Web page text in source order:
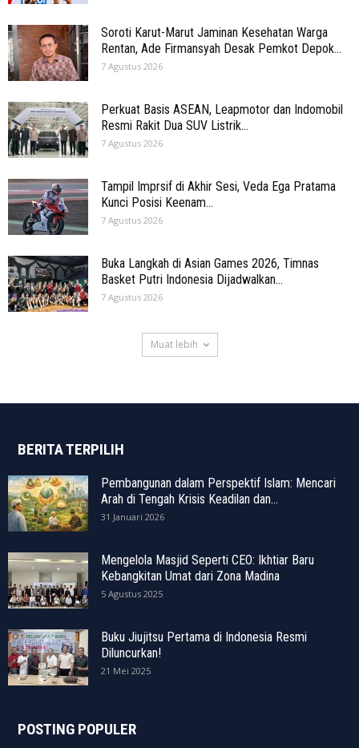
Soroti Karut-Marut Jaminan Kesehatan Warga
Rentan, Ade Firmansyah Desak Pemkot Depok...
7 Agustus 2026
Perkuat Basis ASEAN, Leapmotor dan Indomobil
Resmi Rakit Dua SUV Listrik...
7 Agustus 2026
Tampil Imprsif di Akhir Sesi, Veda Ega Pratama
Kunci Posisi Keenam...
7 Agustus 2026
Buka Langkah di Asian Games 2026, Timnas
Basket Putri Indonesia Dijadwalkan...
7 Agustus 2026
Muat lebih
BERITA TERPILIH
Pembangunan dalam Perspektif Islam: Mencari
Arah di Tengah Krisis Keadilan dan...
31 Januari 2026
Mengelola Masjid Seperti CEO: Ikhtiar Baru
Kebangkitan Umat dari Zona Madina
5 Agustus 2025
Buku Jiujitsu Pertama di Indonesia Resmi
Diluncurkan!
21 Mei 2025
POSTING POPULER